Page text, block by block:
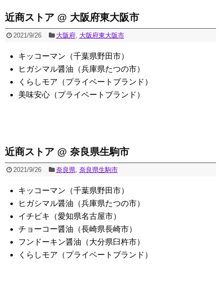
近商ストア @ 大阪府東大阪市
2021/9/26 大阪府, 大阪府東大阪市
キッコーマン（千葉県野田市）
ヒガシマル醤油（兵庫県たつの市）
くらしモア（プライベートブランド）
美味安心（プライベートブランド）
近商ストア @ 奈良県生駒市
2021/9/26 奈良県, 奈良県生駒市
キッコーマン（千葉県野田市）
ヒガシマル醤油（兵庫県たつの市）
イチビキ（愛知県名古屋市）
チョーコー醤油（長崎県長崎市）
フンドーキン醤油（大分県臼杵市）
くらしモア（プライベートブランド）